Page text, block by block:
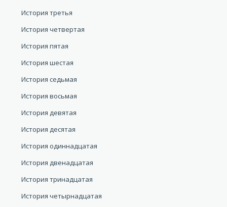
История третья
История четвертая
История пятая
История шестая
История седьмая
История восьмая
История девятая
История десятая
История одиннадцатая
История двенадцатая
История тринадцатая
История четырнадцатая